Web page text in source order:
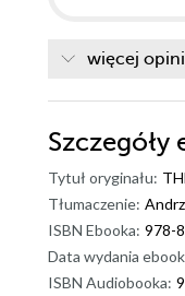
więcej
Szczegóły
Tytuł oryginału:
Tłumaczenie:
ISBN Ebooka: 978-
Data wydania
ISBN Audiobooka: